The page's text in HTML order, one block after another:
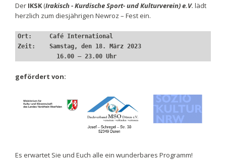
Der IKSK(Irakisch - Kurdische Sport- und Kulturverein) e.V. lädt
herzlich zum diesjährigen Newroz – Fest ein.
Ort:     Café International
Zeit:    Samstag, den 18. März 2023
16.00 – 23.00 Uhr
gefördert von:
Es erwartet Sie und Euch alle ein wunderbares Programm!